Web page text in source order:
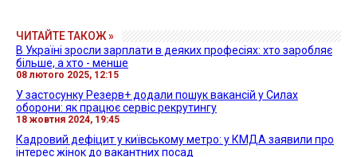
ЧИТАЙТЕ ТАКОЖ »
В Україні зросли зарплати в деяких професіях: хто заробляє
більше, а хто - менше
08 лютого 2025, 12:15
У застосунку Резерв+ додали пошук вакансій у Силах
оборони: як працює сервіс рекрутингу
18 жовтня 2024, 19:45
Кадровий дефіцит у київському метро: у КМДА заявили про
інтерес жінок до вакантних посад